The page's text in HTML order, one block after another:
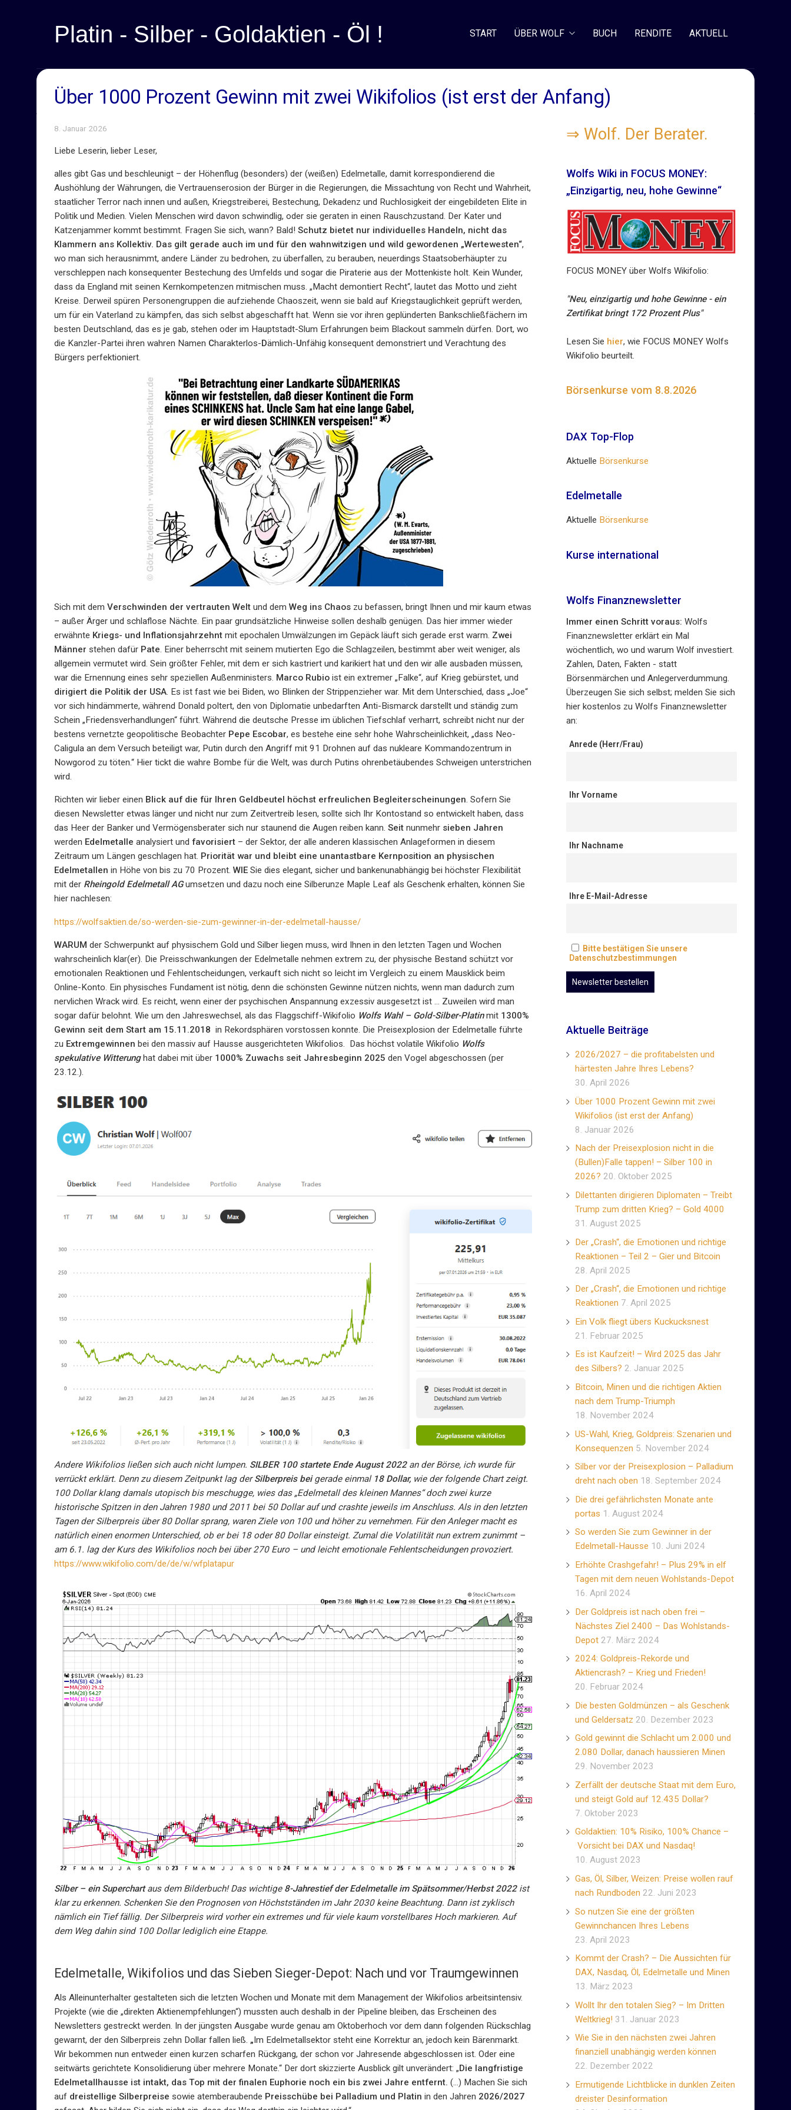
Platin - Silber - Goldaktien - Öl ! START ÜBER WOLF BUCH RENDITE AKTUELL
Über 1000 Prozent Gewinn mit zwei Wikifolios (ist erst der Anfang)
8. Januar 2026
Liebe Leserin, lieber Leser,
alles gibt Gas und beschleunigt – der Höhenflug (besonders) der (weißen) Edelmetalle, damit korrespondierend die
Aushöhlung der Währungen, die Vertrauenserosion der Bürger in die Regierungen, die Missachtung von Recht und Wahrheit,
staatlicher Terror nach innen und außen, Kriegstreiberei, Bestechung, Dekadenz und Ruchlosigkeit der eingebildeten Elite in
Politik und Medien. Vielen Menschen wird davon schwindlig, oder sie geraten in einen Rauschzustand. Der Kater und
Katzenjammer kommt bestimmt. Fragen Sie sich, wann? Bald! Schutz bietet nur individuelles Handeln, nicht das
Klammern ans Kollektiv. Das gilt gerade auch im und für den wahnwitzigen und wild gewordenen „Wertewesten“,
wo man sich herausnimmt, andere Länder zu bedrohen, zu überfallen, zu berauben, neuerdings Staatsoberhäupter zu
verschleppen nach konsequenter Bestechung des Umfelds und sogar die Piraterie aus der Mottenkiste holt. Kein Wunder,
dass da England mit seinen Kernkompetenzen mitmischen muss. „Macht demontiert Recht“, lautet das Motto und zieht
Kreise. Derweil spüren Personengruppen die aufziehende Chaoszeit, wenn sie bald auf Kriegstauglichkeit geprüft werden,
um für ein Vaterland zu kämpfen, das sich selbst abgeschafft hat. Wenn sie vor ihren geplünderten Bankschließfächern im
besten Deutschland, das es je gab, stehen oder im Hauptstadt-Slum Erfahrungen beim Blackout sammeln dürfen. Dort, wo
die Kanzler-Partei ihren wahren Namen Charakterlos-Dämlich-Unfähig konsequent demonstriert und Verachtung des
Bürgers perfektioniert.
Sich mit dem Verschwinden der vertrauten Welt und dem Weg ins Chaos zu befassen, bringt Ihnen und mir kaum etwas
– außer Ärger und schlaflose Nächte. Ein paar grundsätzliche Hinweise sollen deshalb genügen. Das hier immer wieder
erwähnte Kriegs- und Inflationsjahrzehnt mit epochalen Umwälzungen im Gepäck läuft sich gerade erst warm. Zwei
Männer stehen dafür Pate. Einer beherrscht mit seinem mutierten Ego die Schlagzeilen, bestimmt aber weit weniger, als
allgemein vermutet wird. Sein größter Fehler, mit dem er sich kastriert und karikiert hat und den wir alle ausbaden müssen,
war die Ernennung eines sehr speziellen Außenministers. Marco Rubio ist ein extremer „Falke“, auf Krieg gebürstet, und
dirigiert die Politik der USA. Es ist fast wie bei Biden, wo Blinken der Strippenzieher war. Mit dem Unterschied, dass „Joe“
vor sich hindämmerte, während Donald poltert, den von Diplomatie unbedarften Anti-Bismarck darstellt und ständig zum
Schein „Friedensverhandlungen“ führt. Während die deutsche Presse im üblichen Tiefschlaf verharrt, schreibt nicht nur der
bestens vernetzte geopolitische Beobachter Pepe Escobar, es bestehe eine sehr hohe Wahrscheinlichkeit, „dass Neo-
Caligula an dem Versuch beteiligt war, Putin durch den Angriff mit 91 Drohnen auf das nukleare Kommandozentrum in
Nowgorod zu töten.“ Hier tickt die wahre Bombe für die Welt, was durch Putins ohrenbetäubendes Schweigen unterstrichen
wird.
Richten wir lieber einen Blick auf die für Ihren Geldbeutel höchst erfreulichen Begleiterscheinungen. Sofern Sie
diesen Newsletter etwas länger und nicht nur zum Zeitvertreib lesen, sollte sich Ihr Kontostand so entwickelt haben, dass
das Heer der Banker und Vermögensberater sich nur staunend die Augen reiben kann. Seit nunmehr sieben Jahren
werden Edelmetalle analysiert und favorisiert – der Sektor, der alle anderen klassischen Anlageformen in diesem
Zeitraum um Längen geschlagen hat. Priorität war und bleibt eine unantastbare Kernposition an physischen
Edelmetallen in Höhe von bis zu 70 Prozent. WIE Sie dies elegant, sicher und bankenunabhängig bei höchster Flexibilität
mit der Rheingold Edelmetall AGumsetzen und dazu noch eine Silberunze Maple Leaf als Geschenk erhalten, können Sie
hier nachlesen:
https://wolfsaktien.de/so-werden-sie-zum-gewinner-in-der-edelmetall-hausse/
WARUM der Schwerpunkt auf physischem Gold und Silber liegen muss, wird Ihnen in den letzten Tagen und Wochen
wahrscheinlich klar(er). Die Preisschwankungen der Edelmetalle nehmen extrem zu, der physische Bestand schützt vor
emotionalen Reaktionen und Fehlentscheidungen, verkauft sich nicht so leicht im Vergleich zu einem Mausklick beim
Online-Konto. Ein physisches Fundament ist nötig, denn die schönsten Gewinne nützen nichts, wenn man dadurch zum
nervlichen Wrack wird. Es reicht, wenn einer der psychischen Anspannung exzessiv ausgesetzt ist … Zuweilen wird man
sogar dafür belohnt. Wie um den Jahreswechsel, als das Flaggschiff-Wikifolio Wolfs Wahl – Gold-Silber-Platinmit 1300%
Gewinn seit dem Start am 15.11.2018 in Rekordsphären vorstossen konnte. Die Preisexplosion der Edelmetalle führte
zu Extremgewinnen bei den massiv auf Hausse ausgerichteten Wikifolios. Das höchst volatile Wikifolio Wolfs
spekulative Witterunghat dabei mit über 1000% Zuwachs seit Jahresbeginn 2025 den Vogel abgeschossen (per
23.12.).
Andere Wikifolios ließen sich auch nicht lumpen. SILBER 100 startete Ende August 2022an der Börse, ich wurde für
verrückt erklärt. Denn zu diesem Zeitpunkt lag derSilberpreis beigerade einmal 18 Dollar, wie der folgende Chart zeigt.
100 Dollar klang damals utopisch bis meschugge, wies das „Edelmetall des kleinen Mannes“ doch zwei kurze
historische Spitzen in den Jahren 1980 und 2011 bei 50 Dollar auf und crashte jeweils im Anschluss. Als in den letzten
Tagen der Silberpreis über 80 Dollar sprang, waren Ziele von 100 und höher zu vernehmen. Für den Anleger macht es
natürlich einen enormen Unterschied, ob er bei 18 oder 80 Dollar einsteigt. Zumal die Volatilität nun extrem zunimmt –
am 6.1. lag der Kurs des Wikifolios noch bei über 270 Euro – und leicht emotionale Fehlentscheidungen provoziert.
https://www.wikifolio.com/de/de/w/wfplatapur
Silber – ein Superchartaus dem Bilderbuch! Das wichtige 8-Jahrestief der Edelmetalle im Spätsommer/Herbst 2022ist
klar zu erkennen. Schenken Sie den Prognosen von Höchstständen im Jahr 2030 keine Beachtung. Dann ist zyklisch
nämlich ein Tief fällig. Der Silberpreis wird vorher ein extremes und für viele kaum vorstellbares Hoch markieren. Auf
dem Weg dahin sind 100 Dollar lediglich eine Etappe.
Edelmetalle, Wikifolios und das Sieben Sieger-Depot: Nach und vor Traumgewinnen
Als Alleinunterhalter gestalteten sich die letzten Wochen und Monate mit dem Management der Wikifolios arbeitsintensiv.
Projekte (wie die „direkten Aktienempfehlungen“) mussten auch deshalb in der Pipeline bleiben, das Erscheinen des
Newsletters gestreckt werden. In der jüngsten Ausgabe wurde genau am Oktoberhoch vor dem dann folgenden Rückschlag
gewarnt, der den Silberpreis zehn Dollar fallen ließ. „Im Edelmetallsektor steht eine Korrektur an, jedoch kein Bärenmarkt.
Wir bekommen nun entweder einen kurzen scharfen Rückgang, der schon vor Jahresende abgeschlossen ist. Oder eine
seitwärts gerichtete Konsolidierung über mehrere Monate.“ Der dort skizzierte Ausblick gilt unverändert: „Die langfristige
Edelmetallhausse ist intakt, das Top mit der finalen Euphorie noch ein bis zwei Jahre entfernt. (…) Machen Sie sich
auf dreistellige Silberpreise sowie atemberaubende Preisschübe bei Palladium und Platin in den Jahren 2026/2027
⇒ Wolf. Der Berater.
Wolfs Wiki in FOCUS MONEY:
„Einzigartig, neu, hohe Gewinne“
FOCUS MONEY über Wolfs Wikifolio:
"Neu, einzigartig und hohe Gewinne - ein
Zertifikat bringt 172 Prozent Plus"
Lesen Sie hier, wie FOCUS MONEY Wolfs
Wikifolio beurteilt.
Börsenkurse vom 8.8.2026
DAX Top-Flop
Aktuelle Börsenkurse
Edelmetalle
Aktuelle Börsenkurse
Kurse international
Wolfs Finanznewsletter
Immer einen Schritt voraus: Wolfs
Finanznewsletter erklärt ein Mal
wöchentlich, wo und warum Wolf investiert.
Zahlen, Daten, Fakten - statt
Börsenmärchen und Anlegerverdummung.
Überzeugen Sie sich selbst; melden Sie sich
hier kostenlos zu Wolfs Finanznewsletter
an:
Anrede (Herr/Frau)
Ihr Vorname
Ihr Nachname
Ihre E-Mail-Adresse
Bitte bestätigen Sie unsere
Datenschutzbestimmungen
Aktuelle Beiträge
2026/2027 – die profitabelsten und
härtesten Jahre Ihres Lebens?
30. April 2026
Über 1000 Prozent Gewinn mit zwei
Wikifolios (ist erst der Anfang)
8. Januar 2026
Nach der Preisexplosion nicht in die
(Bullen)Falle tappen! – Silber 100 in
2026? 20. Oktober 2025
Dilettanten dirigieren Diplomaten – Treibt
Trump zum dritten Krieg? – Gold 4000
31. August 2025
Der „Crash“, die Emotionen und richtige
Reaktionen – Teil 2 – Gier und Bitcoin
28. April 2025
Der „Crash“, die Emotionen und richtige
Reaktionen 7. April 2025
Ein Volk fliegt übers Kuckucksnest
21. Februar 2025
Es ist Kaufzeit! – Wird 2025 das Jahr
des Silbers? 2. Januar 2025
Bitcoin, Minen und die richtigen Aktien
nach dem Trump-Triumph
18. November 2024
US-Wahl, Krieg, Goldpreis: Szenarien und
Konsequenzen 5. November 2024
Silber vor der Preisexplosion – Palladium
dreht nach oben 18. September 2024
Die drei gefährlichsten Monate ante
portas 1. August 2024
So werden Sie zum Gewinner in der
Edelmetall-Hausse 10. Juni 2024
Erhöhte Crashgefahr! – Plus 29% in elf
Tagen mit dem neuen Wohlstands-Depot
16. April 2024
Der Goldpreis ist nach oben frei –
Nächstes Ziel 2400 – Das Wohlstands-
Depot 27. März 2024
2024: Goldpreis-Rekorde und
Aktiencrash? – Krieg und Frieden!
20. Februar 2024
Die besten Goldmünzen – als Geschenk
und Geldersatz 20. Dezember 2023
Gold gewinnt die Schlacht um 2.000 und
2.080 Dollar, danach haussieren Minen
29. November 2023
Zerfällt der deutsche Staat mit dem Euro,
und steigt Gold auf 12.435 Dollar?
7. Oktober 2023
Goldaktien: 10% Risiko, 100% Chance –
Vorsicht bei DAX und Nasdaq!
10. August 2023
Gas, Öl, Silber, Weizen: Preise wollen rauf
nach Rundboden 22. Juni 2023
So nutzen Sie eine der größten
Gewinnchancen Ihres Lebens
23. April 2023
Kommt der Crash? – Die Aussichten für
DAX, Nasdaq, Öl, Edelmetalle und Minen
13. März 2023
Wollt Ihr den totalen Sieg? – Im Dritten
Weltkrieg! 31. Januar 2023
Wie Sie in den nächsten zwei Jahren
finanziell unabhängig werden können
22. Dezember 2022
Ermutigende Lichtblicke in dunklen Zeiten
dreister Desinformation